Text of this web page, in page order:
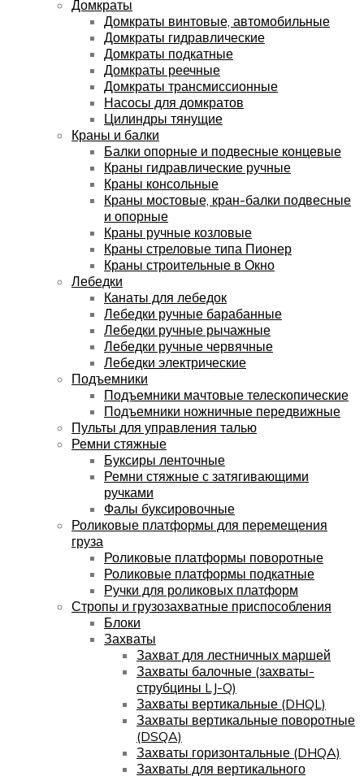
Домкраты
Домкраты винтовые, автомобильные
Домкраты гидравлические
Домкраты подкатные
Домкраты реечные
Домкраты трансмиссионные
Насосы для домкратов
Цилиндры тянущие
Краны и балки
Балки опорные и подвесные концевые
Краны гидравлические ручные
Краны консольные
Краны мостовые, кран-балки подвесные
и опорные
Краны ручные козловые
Краны стреловые типа Пионер
Краны строительные в Окно
Лебедки
Канаты для лебедок
Лебедки ручные барабанные
Лебедки ручные рычажные
Лебедки ручные червячные
Лебедки электрические
Подъемники
Подъемники мачтовые телескопические
Подъемники ножничные передвижные
Пульты для управления талью
Ремни стяжные
Буксиры ленточные
Ремни стяжные с затягивающими
ручками
Фалы буксировочные
Роликовые платформы для перемещения
груза
Роликовые платформы поворотные
Роликовые платформы подкатные
Ручки для роликовых платформ
Стропы и грузозахватные приспособления
Блоки
Захваты
Захват для лестничных маршей
Захваты балочные (захваты-
струбцины LJ-Q)
Захваты вертикальные (DHQL)
Захваты вертикальные поворотные
(DSQA)
Захваты горизонтальные (DHQA)
Захваты для вертикального